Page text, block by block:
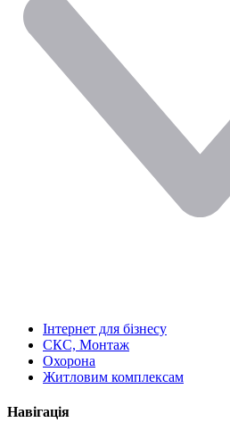
Інтернет для бізнесу
СКС, Монтаж
Охорона
Житловим комплексам
Навігація